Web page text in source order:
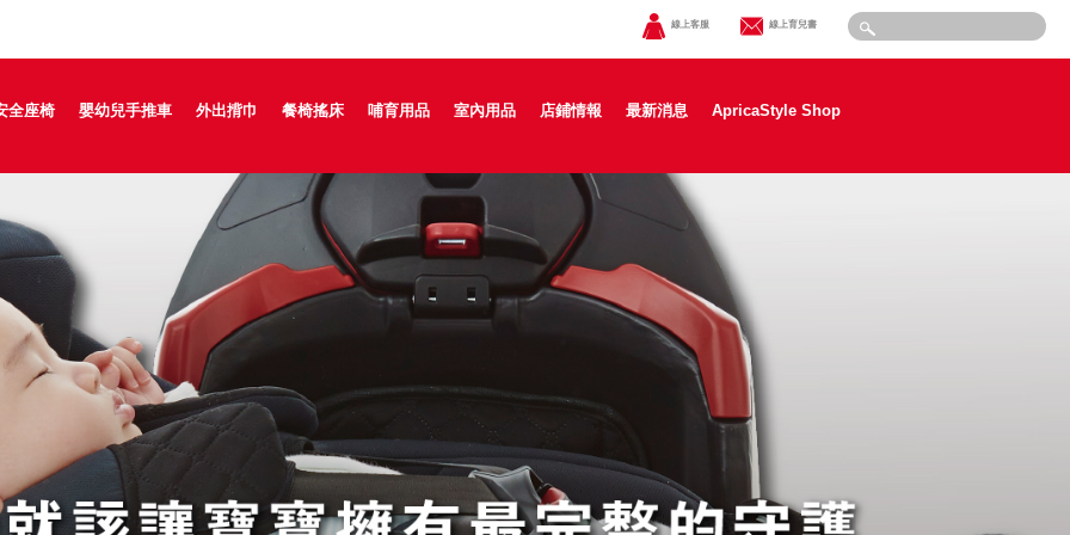
線上客服 線上育兒書
全座椅 嬰幼兒手推車 外出揹巾 餐椅搖床 哺育用品 室內用品 店鋪情報 最新消息 ApricaStyle Shop